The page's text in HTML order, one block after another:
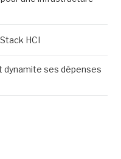
HCI
dynamite ses dépenses